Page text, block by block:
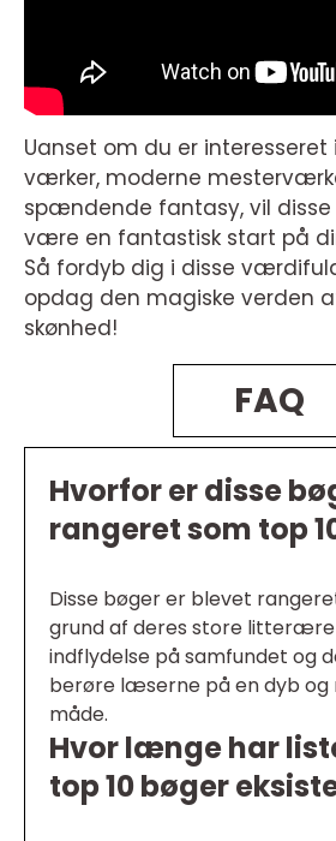
Uanset om du er interesseret
værker, moderne
spændende fantasy, vil disse
være en fantastisk start på
Så fordyb dig i disse
opdag den magiske verden
skønhed!
FAQ
Hvorfor er disse
rangeret som top
Disse bøger er blevet
grund af deres store
indflydelse på samfundet og
berøre læserne på en dyb og
måde.
Hvor længe har
top 10 bøger